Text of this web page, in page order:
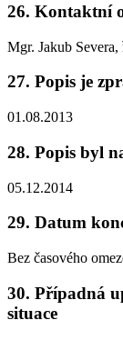
26. Kontaktní
Mgr. Jakub
27. Popis je
01.08.2013
28. Popis byl
05.12.2014
29. Datum
Bez časového
30. Případná
situace